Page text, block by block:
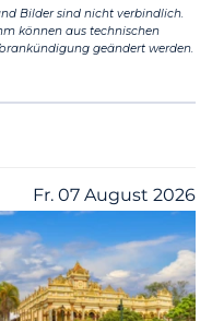
Bilder sind nicht verbindlich.
können aus technischen
geändert werden.
Fr. 07 August 2026